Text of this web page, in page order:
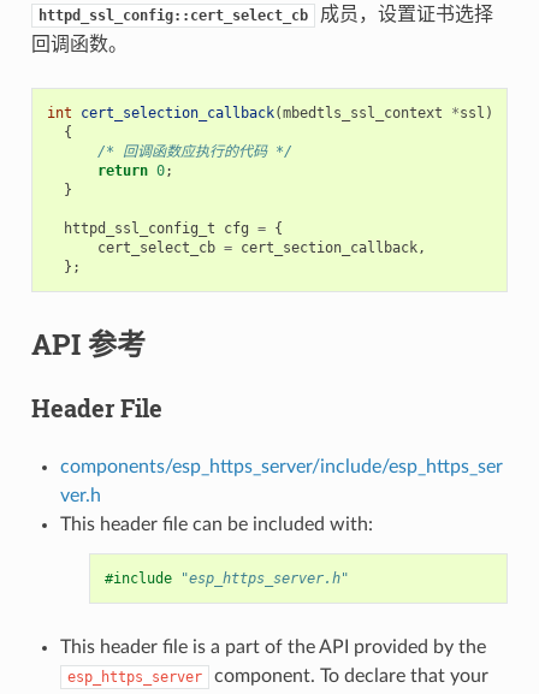
httpd_ssl_config::cert_select_cb
成员，设置证书选择
回调函数。
int cert_selection_callback(mbedtls_ssl_context *ssl )
{
/* 回调函数应执行的代码 */
return 0;
}
httpd_ssl_config_t cfg = {
cert_select_cb = cert_section_callback,
};
API 参考
Header File
components/esp_https_server/include/esp_https_ser
ver.h
This header file can be included with:
#include "esp_https_server.h"
This header file is a part of the API provided by the
esp_https_server
component. To declare that your